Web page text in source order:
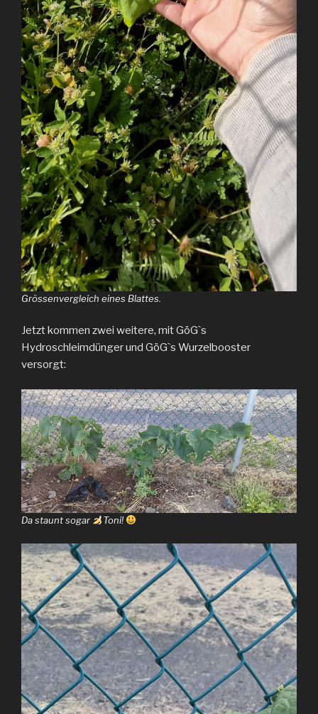
Grössenvergleich eines Blattes.
Jetzt kommen zwei weitere, mit GöGˋs
Hydroschleimdünger und GöGˋs Wurzelbooster
versorgt:
Da staunt sogar Toni!